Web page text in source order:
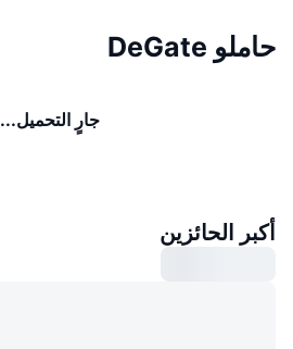
حاملو DeGate
جارٍ التحميل...
أكبر الحائزين